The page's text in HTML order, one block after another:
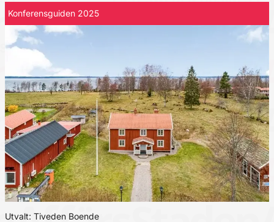
Konferensguiden 2025
Utvalt: Tiveden Boende